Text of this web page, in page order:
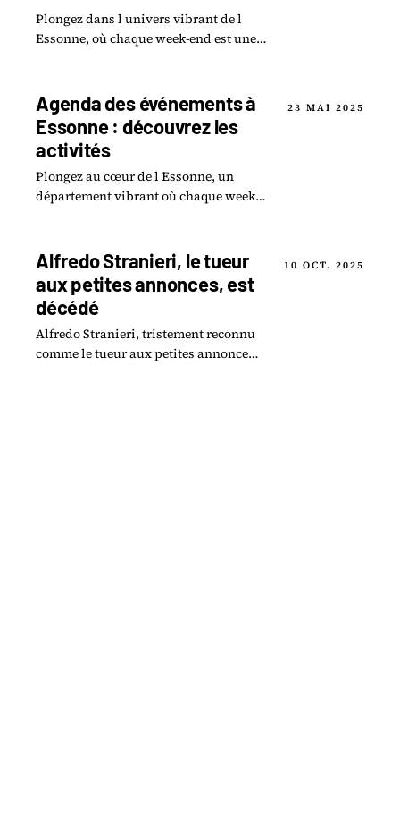
Plongez dans l univers vibrant de l
Essonne, où chaque week-end est une
Agenda des événements à
Essonne : découvrez les
activités
Plongez au cœur de l Essonne, un
département vibrant où chaque week-
23 MAI 2025
Alfredo Stranieri, le tueur
aux petites annonces, est
décédé
Alfredo Stranieri, tristement reconnu
comme le tueur aux petites annonces,
10 OCT. 2025